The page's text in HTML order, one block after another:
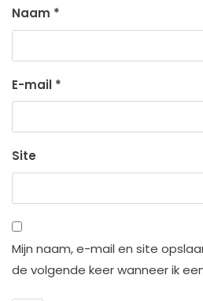
Naam *
E-mail *
Site
Mijn naam, e-mail en site
de volgende keer wanneer ik